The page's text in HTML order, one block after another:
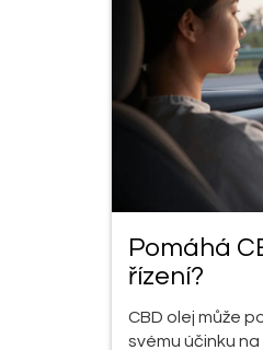
Pomáhá
řízení?
CBD olej může
svému účinku